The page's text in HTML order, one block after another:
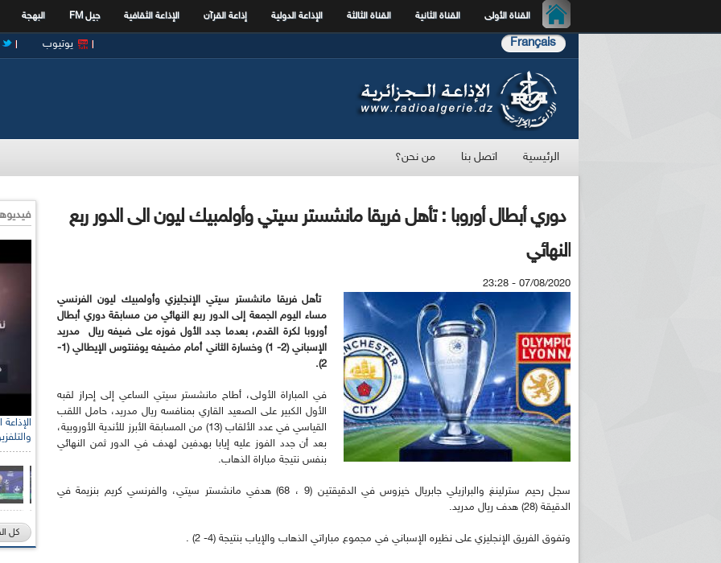
القناة الأولى القناة الثانية القناة الثالثة الإذاعة الدولية إذاعة القرآن الإذاعة الثقافية جيل FM البهجة
Français يوتيوب
الرئيسية اتصل بنا من نحن؟
دوري أبطال أوروبا : تأهل فريقا مانشستر سيتي وأولمبيك ليون الى الدور ربع
النهائي
07/08/2020 - 23:28
تأهل فريقا مانشستر سيتي الإنجليزي وأولمبيك ليون الفرنسي
مساء اليوم الجمعة إلى الدور ربع النهائي من مسابقة دوري أبطال
أوروبا لكرة القدم، بعدما جدد الأول فوزه على ضيفه ريال مدريد
الإسباني (2- 1) وخسارة الثاني أمام مضيفه يوفنتوس الإيطالي (1-
2).
في المباراة الأولى، أطاح مانشستر سيتي الساعي إلى إحراز لقبه
الأول الكبير على الصعيد القاري بمنافسه ريال مدريد، حامل اللقب
القياسي في عدد الألقاب (13) من المسابقة الأبرز للأندية الأوروبية،
بعد أن جدد الفوز عليه إيابا بهدفين لهدف في الدور ثمن النهائي
بنفس نتيجة مباراة الذهاب.
سجل رحيم سترلينغ والبرازيلي جابريال خيزوس في الدقيقتين (9 ، 68) هدفي مانشستر سيتي، والفرنسي كريم بنزيمة في
الدقيقة (28) هدف ريال مدريد.
وتفوق الفريق الإنجليزي على نظيره الإسباني في مجموع مباراتي الذهاب والإياب بنتيجة (4- 2) .
كل